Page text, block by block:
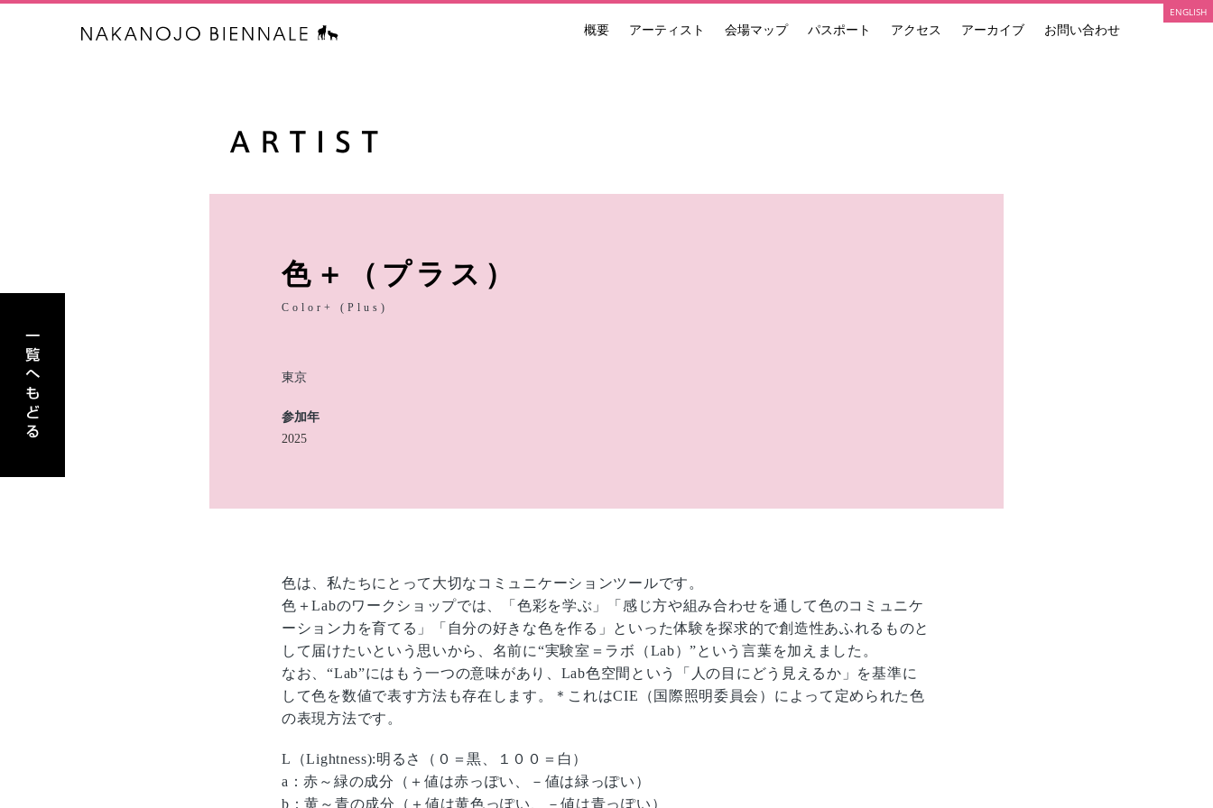
中之条ビエンナーレ 国際現代芸術祭 NAKANOJO BIENNALE
概要 アーティスト 会場マップ パスポート アクセス アーカイブ お問い合わせ
ENGLISH
色＋（プラス）
Color+ (Plus)
東京
参加年
2025
色は、私たちにとって大切なコミュニケーションツールです。
色＋Labのワークショップでは、「色彩を学ぶ」「感じ方や組み合わせを通して色のコミュニケ
ーション力を育てる」「自分の好きな色を作る」といった体験を探求的で創造性あふれるものと
して届けたいという思いから、名前に“実験室＝ラボ（Lab）”という言葉を加えました。
なお、“Lab”にはもう一つの意味があり、Lab色空間という「人の目にどう見えるか」を基準に
して色を数値で表す方法も存在します。＊これはCIE（国際照明委員会）によって定められた色
の表現方法です。
L（Lightness):明るさ（０＝黒、１００＝白）
a：赤～緑の成分（＋値は赤っぽい、－値は緑っぽい）
b：黄～青の成分（＋値は黄色っぽい、－値は青っぽい）